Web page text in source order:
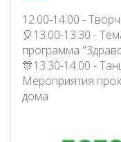
12.00-14.00 -
🎈13.00-13.30 -
программа
🎊13.30-14.00 -
Мероприятия
дома